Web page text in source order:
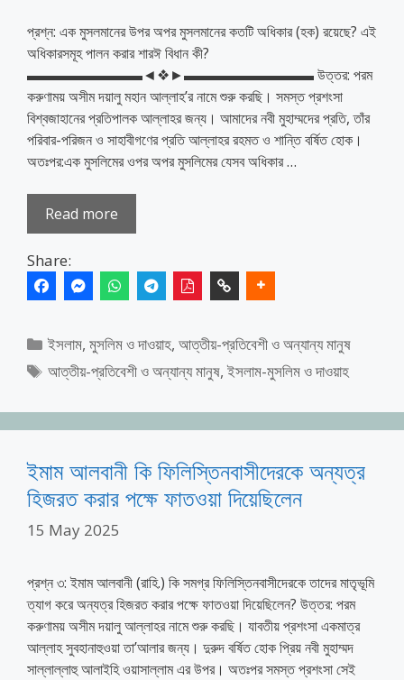
প্রশ্ন: এক মুসলমানের উপর অপর মুসলমানের কতটি অধিকার (হক) রয়েছে? এই
অধিকারসমূহ পালন করার শারঈ বিধান কী?
▬▬▬▬▬▬▬▬◄❖►▬▬▬▬▬▬▬▬▬ উত্তর: পরম
করুণাময় অসীম দয়ালু মহান আল্লাহ’র নামে শুরু করছি। সমস্ত প্রশংসা
বিশ্বজাহানের প্রতিপালক আল্লাহর জন্য। আমাদের নবী মুহাম্মদের প্রতি, তাঁর
পরিবার-পরিজন ও সাহাবীগণের প্রতি আল্লাহর রহমত ও শান্তি বর্ষিত হোক।
অতঃপর:এক মুসলিমের ওপর অপর মুসলিমের যেসব অধিকার …
Read more
Share:
Categories
ইসলাম, মুসলিম ও দাওয়াহ,আত্তীয়-প্রতিবেশী ও অন্যান্য মানুষ
Tags
আত্তীয়-প্রতিবেশী ও অন্যান্য মানুষ,ইসলাম-মুসলিম ও দাওয়াহ
ইমাম আলবানী কি ফিলিস্তিনবাসীদেরকে অন্যত্র
হিজরত করার পক্ষে ফাতওয়া দিয়েছিলেন
15 May 2025
প্রশ্ন ৩: ইমাম আলবানী (রাহি.) কি সমগ্র ফিলিস্তিনবাসীদেরকে তাদের মাতৃভূমি
ত্যাগ করে অন্যত্র হিজরত করার পক্ষে ফাতওয়া দিয়েছিলেন? উত্তর: পরম
করুণাময় অসীম দয়ালু আল্লাহর নামে শুরু করছি। যাবতীয় প্রশংসা একমাত্র
আল্লাহ সুবহানাহুওয়া তা’আলার জন্য। দুরুদ বর্ষিত হোক প্রিয় নবী মুহাম্মদ
সাল্লাল্লাহু আলাইহি ওয়াসাল্লাম এর উপর। অতঃপর সমস্ত প্রশংসা সেই